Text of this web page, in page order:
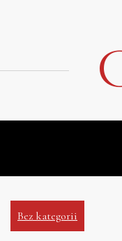
Bez kategorii